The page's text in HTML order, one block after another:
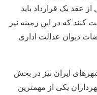
عقد یک قرارداد باید
که در این زمینه نیز
دیوان عدالت اداری
ایران نیز در بخش
یکی از مهمترین